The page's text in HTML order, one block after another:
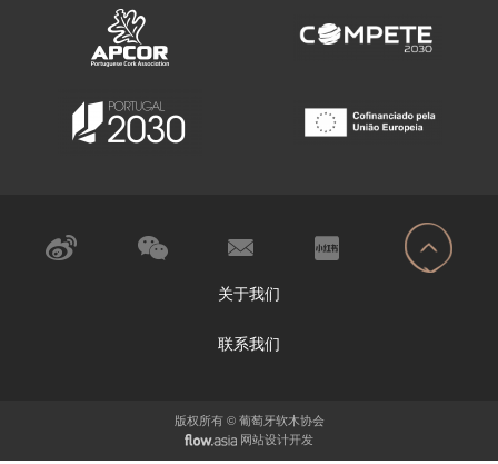
关于我们
联系我们
版权所有 © 葡萄牙软木协会
网站设计开发